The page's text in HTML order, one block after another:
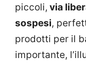
piccoli, via
sospesi,
prodotti per il
importante,